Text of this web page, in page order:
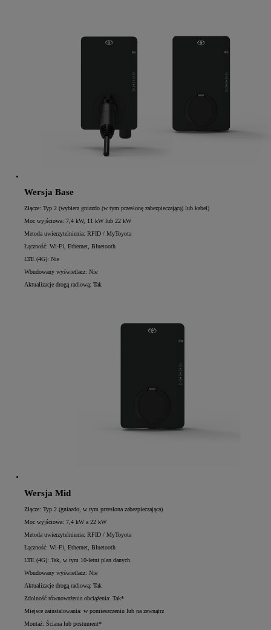
Wersja Base
Złącze: Typ 2 (wybierz gniazdo (w tym przesłonę zabezpieczającą) lub kabel)
Moc wyjściowa: 7,4 kW, 11 kW lub 22 kW
Metoda uwierzytelnienia: RFID / MyToyota
Łączność: Wi-Fi, Ethernet, Bluetooth
LTE (4G): Nie
Wbudowany wyświetlacz: Nie
Aktualizacje drogą radiową: Tak
Wersja Mid
Złącze: Typ 2 (gniazdo, w tym przesłona zabezpieczająca)
Moc wyjściowa: 7,4 kW a 22 kW
Metoda uwierzytelnienia: RFID / MyToyota
Łączność: Wi-Fi, Ethernet, Bluetooth
LTE (4G): Tak, w tym 10-letni plan danych.
Wbudowany wyświetlacz: Nie
Aktualizacje drogą radiową: Tak
Zdolność równoważenia obciążenia: Tak*
Miejsce zainstalowania: w pomieszczeniu lub na zewnątrz
Montaż: Ściana lub postument*